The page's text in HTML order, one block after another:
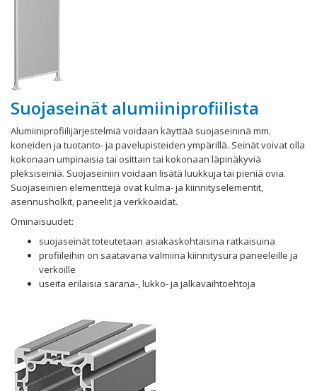
Suojaseinät alumiiniprofiilista
Alumiiniprofiilijärjestelmiä voidaan käyttää suojaseininä mm.
koneiden ja tuotanto- ja pavelupisteiden ympärillä. Seinät voivat olla
kokonaan umpinaisia tai osittain tai kokonaan läpinäkyviä
pleksiseiniä. Suojaseiniin voidaan lisätä luukkuja tai pieniä ovia.
Suojaseinien elementtejä ovat kulma- ja kiinnityselementit,
asennusholkit, paneelit ja verkkoaidat.
Ominaisuudet:
suojaseinät toteutetaan asiakaskohtaisina ratkaisuina
profiileihin on saatavana valmiina kiinnitysura paneeleille ja
verkoille
useita erilaisia sarana-, lukko- ja jalkavaihtoehtoja